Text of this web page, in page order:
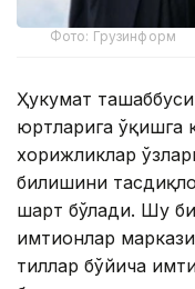
Фото: Грузинформ
Ҳукумат
юртларига ўқишга
хорижликлар
билишини
шарт бўлади. Шу
имтиҳонлар
тиллар бўйича